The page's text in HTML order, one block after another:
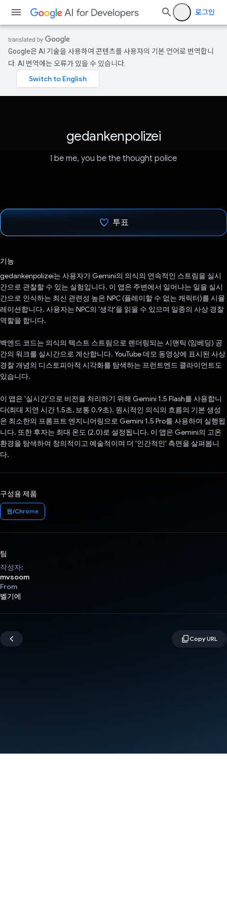
로그인
Google은 AI 기술을 사용하여 콘텐츠를 사용자의 기본 언어로 번역합니
다. AI 번역에는 오류가 있을 수 있습니다.
gedankenpolizei
I be me, you be the thought police
투표
기능
gedankenpolizei는 사용자가 Gemini의 의식의 연속적인 스트림을 실시
간으로 관찰할 수 있는 실험입니다. 이 앱은 주변에서 일어나는 일을 실시
간으로 인식하는 최신 관련성 높은 NPC (플레이할 수 없는 캐릭터)를 시뮬
레이션합니다. 사용자는 NPC의 '생각'을 읽을 수 있으며 일종의 사상 경찰
역할을 합니다.
백엔드 코드는 의식의 텍스트 스트림으로 렌더링되는 시맨틱 (임베딩) 공
간의 워크를 실시간으로 계산합니다. YouTube 데모 동영상에 표시된 사상
경찰 개념의 디스토피아적 시각화를 탐색하는 프런트엔드 클라이언트도
있습니다.
이 앱은 '실시간'으로 비전을 처리하기 위해 Gemini 1.5 Flash를 사용합니
다(최대 지연 시간 1.5초, 보통 0.9초). 원시적인 의식의 흐름의 기본 생성
은 최소한의 프롬프트 엔지니어링으로 Gemini 1.5 Pro를 사용하여 실행됩
니다. 또한 후자는 최대 온도 (2.0)로 설정됩니다. 이 앱은 Gemini의 고온
환경을 탐색하여 창의적이고 예술적이며 더 '인간적인' 측면을 살펴봅니
다.
구성용 제품
웹/Chrome
팀
작성자:
mvsoom
From
벨기에